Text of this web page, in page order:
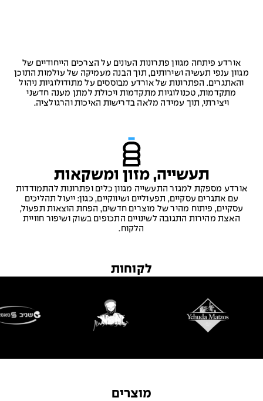
אורדע פיתחה מגוון פתרונות העונים על הצרכים הייחודיים של
מגוון ענפי תעשיה ושירותים, תוך הבנה מעמיקה של עולמות התוכן
והאתגרים. הפתרונות של אורדע מבוססים על מתודולוגיות ניהול
מתקדמות, טכנולוגיות מתקדמות ויכולת למתן מענה חדשני
ויצירתי, תוך עמידה מלאה בדרישות האיכות והרגולציה.
תעשייה, מזון ומשקאות
אורדע מספקת למגזר התעשייה מגוון כלים ופתרונות להתמודדות
עם אתגרים עסקיים, תפעוליים ושיווקיים, כגון: ייעול תהליכים
עסקיים, פיתוח מהיר של מוצרים חדשים, הפחת הוצאות תפעול,
האצת מהירות התגובה לשינויים התכופים בשוק ושיפור חוויית
הלקוח.
לקוחות
מוצרים